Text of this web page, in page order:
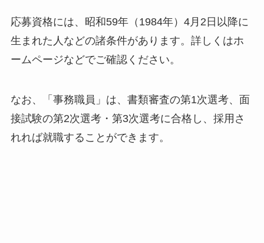
応募資格には、昭和59年（1984年）4月2日以降に
生まれた人などの諸条件があります。詳しくはホ
ームページなどでご確認ください。
なお、「事務職員」は、書類審査の第1次選考、面
接試験の第2次選考・第3次選考に合格し、採用さ
れれば就職することができます。